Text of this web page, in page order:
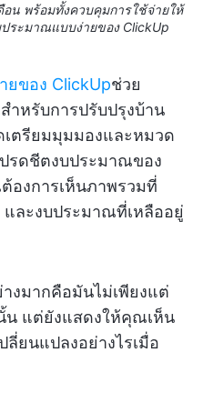
น พร้อมทั้งควบคุมการใช้จ่ายให้
ระมาณแบบง่ายของ ClickUp
ยของ ClickUpช่วย
ำหรับการปรับปรุงบ้าน
เตรียมมุมมองและหมวด
รดชีตงบประมาณของ
องการเห็นภาพรวมที่
และงบประมาณที่เหลืออยู่
งมากคือมันไม่เพียงแต่
น แต่ยังแสดงให้คุณเห็น
ยนแปลงอย่างไรเมื่อ